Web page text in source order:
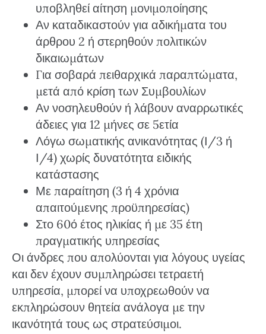
υποβληθεί αίτηση μονιμοποίησης
Αν καταδικαστούν για αδικήματα του
άρθρου 2 ή στερηθούν πολιτικών
δικαιωμάτων
Για σοβαρά πειθαρχικά παραπτώματα,
μετά από κρίση των Συμβουλίων
Αν νοσηλευθούν ή λάβουν αναρρωτικές
άδειες για 12 μήνες σε 5ετία
Λόγω σωματικής ανικανότητας (Ι/3 ή
Ι/4) χωρίς δυνατότητα ειδικής
κατάστασης
Με παραίτηση (3 ή 4 χρόνια
απαιτούμενης προϋπηρεσίας)
Στο 60ό έτος ηλικίας ή με 35 έτη
πραγματικής υπηρεσίας
Οι άνδρες που απολύονται για λόγους υγείας
και δεν έχουν συμπληρώσει τετραετή
υπηρεσία, μπορεί να υποχρεωθούν να
εκπληρώσουν θητεία ανάλογα με την
ικανότητά τους ως στρατεύσιμοι.